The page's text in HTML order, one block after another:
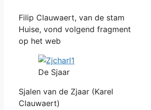
Filip Clauwaert, van de stam
Huise, vond volgend fragment
op het web
De Sjaar
Sjalen van de Zjaar (Karel
Clauwaert)